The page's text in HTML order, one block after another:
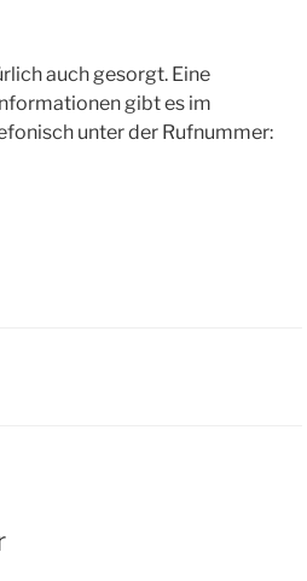
auch gesorgt. Eine
gibt es im
unter der Rufnummer: